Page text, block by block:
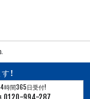
！
時間365日受付!